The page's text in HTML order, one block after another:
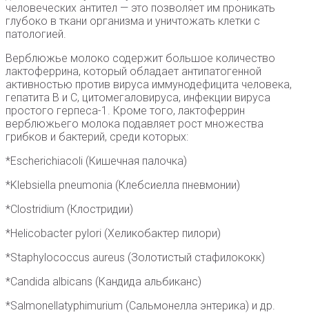
человеческих антител — это позволяет им проникать
глубоко в ткани организма и уничтожать клетки с
патологией.
Верблюжье молоко содержит большое количество
лактоферрина, который обладает антипатогенной
активностью против вируса иммунодефицита человека,
гепатита В и С, цитомегаловируса, инфекции вируса
простого герпеса-1. Кроме того, лактоферрин
верблюжьего молока подавляет рост множества
грибков и бактерий, среди которых:
*Escherichiacoli (Кишечная палочка)
*Klebsiella pneumonia (Клебсиелла пневмонии)
*Clostridium (Клостридии)
*Helicobacter pylori (Хеликобактер пилори)
*Staphylococcus aureus (Золотистый стафилококк)
*Candida albicans (Кандида альбиканс)
*Salmonellatyphimurium (Сальмонелла энтерика) и др.